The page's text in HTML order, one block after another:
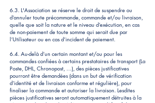
6.3. L'Association se réserve le droit de suspendre ou
d’annuler toute précommande, commande et/ou livraison,
quelle que soit la nature et le niveau d’exécution, en cas
de non-paiement de toute somme qui serait due par
l’Utilisateur ou en cas d’incident de paiement.
6.4. Au-delà d’un certain montant et/ou pour les
commandes confiées à certains prestataires de transport (La
Poste, DHL, Chronopost, …), des pièces justificatives
pourront être demandées (dans un but de vérification
d’identité et de livraison conforme et régulière), pour
finaliser la commande et autoriser la livraison. Lesdites
pièces justificatives seront automatiquement détruites à la